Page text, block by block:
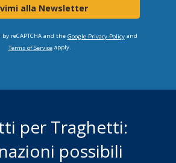
alla Newsletter
reCAPTCHA and the Google Privacy Policyand
Terms of Serviceapply.
per Traghetti:
possibili